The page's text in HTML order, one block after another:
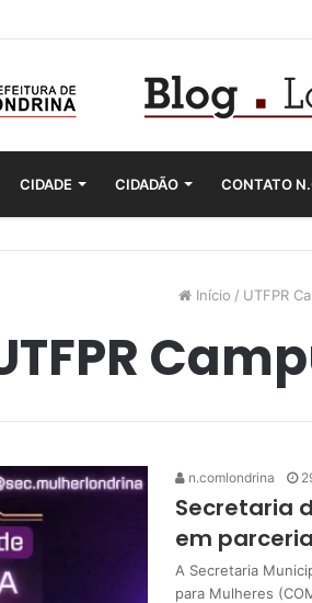
CIDADE CIDADÃO CONTATO
Início / UTFPR
n.comlondrina
Secretaria
em parceria
A Secretaria
para Mulheres